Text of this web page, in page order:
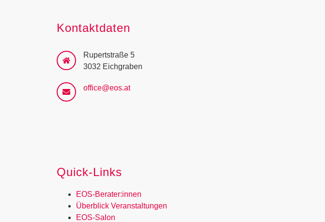
Kontaktdaten
Rupertstraße 5
3032 Eichgraben
office@eos.at
Quick-Links
EOS-Berater:innen
Überblick Veranstaltungen
EOS-Salon